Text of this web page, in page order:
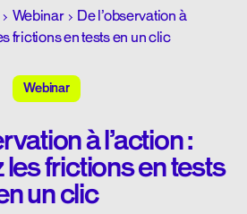
Webinar
De l’observation à
frictions en tests en un clic
Webinar
à l’action :
frictions en tests
un clic